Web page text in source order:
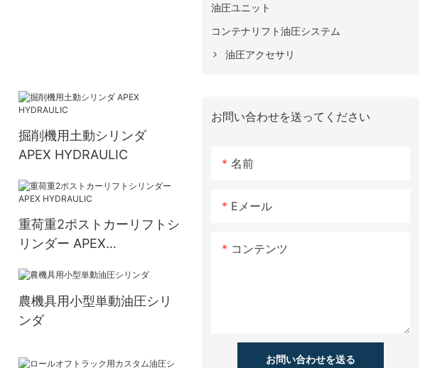
掘削機用土動シリンダ
APEX HYDRAULIC
重荷重2ポストカーリフトシ
リンダー APEX
農機具用小型単動油圧シリ
ンダ
油圧ユニット
コンテナリフト油圧システム
油圧アクセサリ
お問い合わせを送ってください
名前
Eメール
コンテンツ
お問い合わせを送る